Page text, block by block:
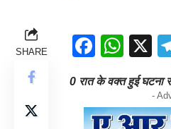
SHARE X
0 रात के वक्त हुई घटना
-